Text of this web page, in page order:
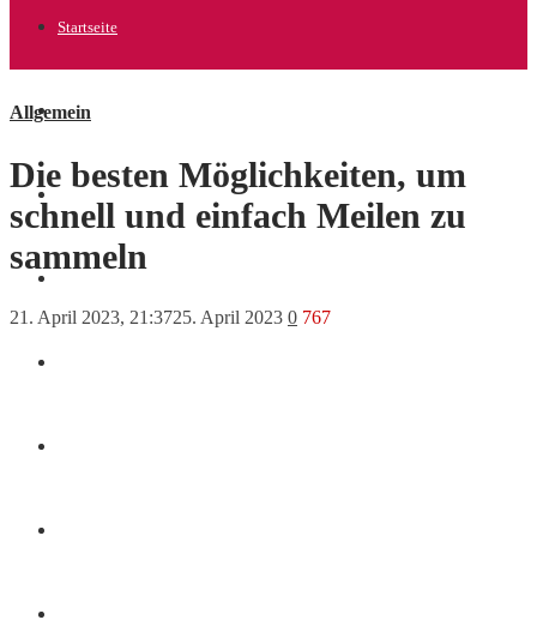
Startseite
Allgemein
Allgemein
Die besten Möglichkeiten, um
schnell und einfach Meilen zu
sammeln
21. April 2023, 21:3725. April 2023 0 767